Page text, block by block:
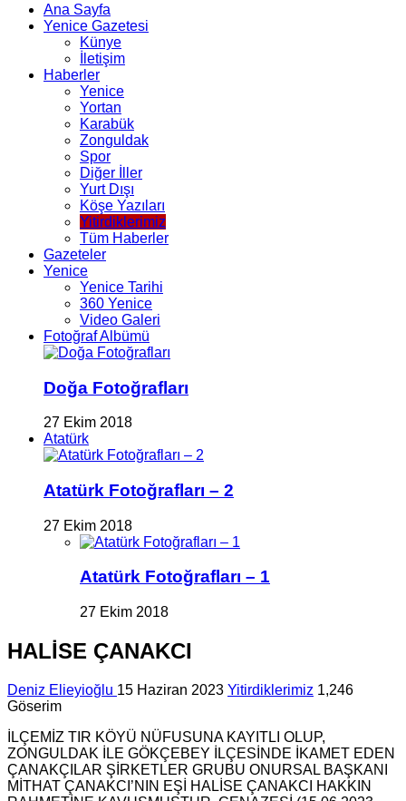
Ana Sayfa
Yenice Gazetesi
Künye
İletişim
Haberler
Yenice
Yortan
Karabük
Zonguldak
Spor
Diğer İller
Yurt Dışı
Köşe Yazıları
Yitirdiklerimiz
Tüm Haberler
Gazeteler
Yenice
Yenice Tarihi
360 Yenice
Video Galeri
Fotoğraf Albümü
Doğa Fotoğrafları
27 Ekim 2018
Atatürk
Atatürk Fotoğrafları – 2
27 Ekim 2018
Atatürk Fotoğrafları – 1
27 Ekim 2018
HALİSE ÇANAKCI
Deniz Elieyioğlu 15 Haziran 2023 Yitirdiklerimiz 1,246
Göserim
İLÇEMİZ TIR KÖYÜ NÜFUSUNA KAYITLI OLUP,
ZONGULDAK İLE GÖKÇEBEY İLÇESİNDE İKAMET EDEN
ÇANAKÇILAR ŞİRKETLER GRUBU ONURSAL BAŞKANI
MİTHAT ÇANAKCI’NIN EŞİ HALİSE ÇANAKCI HAKKIN